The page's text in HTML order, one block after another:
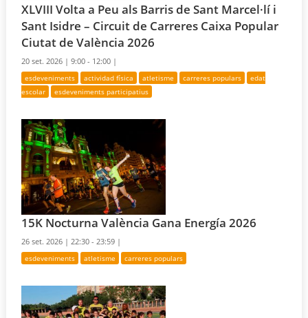
XLVIII Volta a Peu als Barris de Sant Marcel·lí i
Sant Isidre – Circuit de Carreres Caixa Popular
Ciutat de València 2026
20 set. 2026 |9:00 - 12:00 |
esdeveniments actividad física atletisme carreres populars
edat
escolar
esdeveniments participatius
15K Nocturna València Gana Energía 2026
26 set. 2026 | 22:30 - 23:59 |
esdeveniments atletisme carreres populars